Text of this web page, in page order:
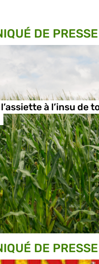
DE PRESSE
à l’insu de
DE PRESSE